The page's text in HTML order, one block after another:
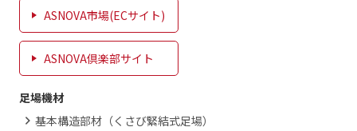
ASNOVA市場(ECサイト)
ASNOVA倶楽部サイト
足場機材
基本構造部材（くさび緊結式足場）